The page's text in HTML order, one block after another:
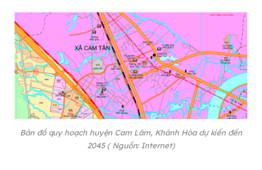
Bản đồ quy hoạch huyện Cam Lâm, Khánh Hòa dự kiến đến
2045 ( Nguồn: Internet)